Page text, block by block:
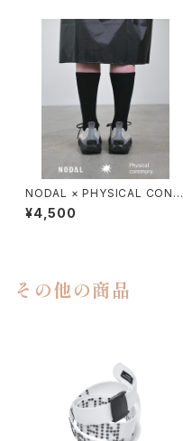
NODAL × PHYSICAL CONT
MPRY.
¥4,500
その他の商品